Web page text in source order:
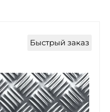
Быстрый заказ